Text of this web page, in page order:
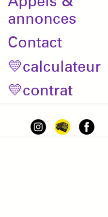
annonces
Contact
💛calculateur
💛contrat